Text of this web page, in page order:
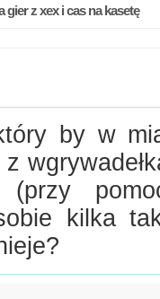
z xex i cas na kasetę
by w
z
kilka